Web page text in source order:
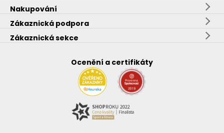
Nakupování
Zákaznická podpora
Zákaznická sekce
Ocenění a certifikáty